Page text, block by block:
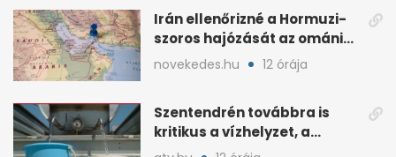
Irán ellenőrizné a Hormuzi-
szoros hajózását az ománi
megállapodás után
novekedes.hu 12 órája
Szentendrén továbbra is
kritikus a vízhelyzet, a
honvédség szállít